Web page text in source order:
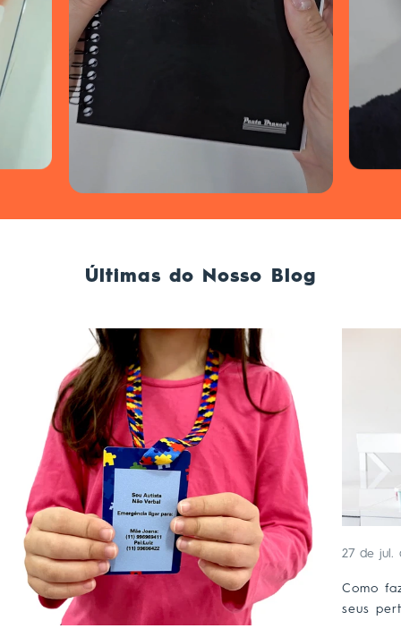
Últimas do Nosso Blog
27 de jul.
Como
seus